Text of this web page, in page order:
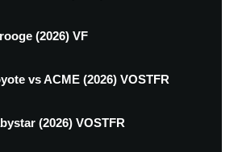
(2026) VF
vs ACME (2026) VOSTFR
(2026) VOSTFR